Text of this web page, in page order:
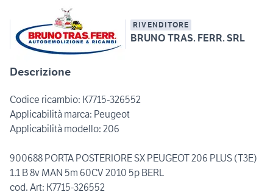
RIVENDITORE
BRUNO TRAS. FERR. SRL
Descrizione
Codice ricambio: K7715-326552
Applicabilità marca: Peugeot
Applicabilità modello: 206
900688 PORTA POSTERIORE SX PEUGEOT 206 PLUS (T3E)
1.1 B 8v MAN 5m 60CV 2010 5p BERL
cod. Art: K7715-326552